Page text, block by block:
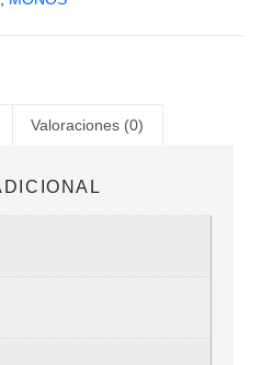
Valoraciones (0)